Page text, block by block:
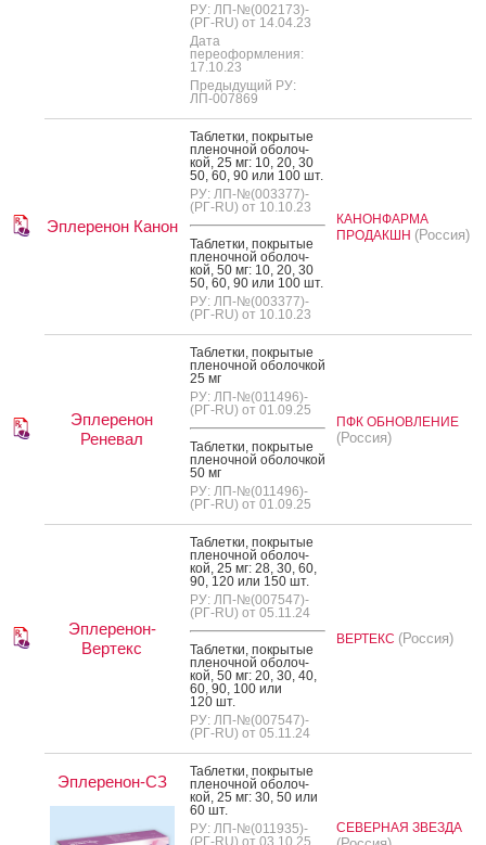
РУ: ЛП-№(002173)-
(РГ-RU) от 14.04.23
Дата
переоформления:
17.10.23
Предыдущий РУ:
ЛП-007869
Эплеренон Канон
Таб­летки, пок­ры­тые
пле­ноч­ной обо­лоч­
кой, 25 мг: 10, 20, 30
50, 60, 90 или 100 шт.
РУ: ЛП-№(003377)-
(РГ-RU) от 10.10.23
Таб­летки, пок­ры­тые
пле­ноч­ной обо­лоч­
кой, 50 мг: 10, 20, 30
50, 60, 90 или 100 шт.
РУ: ЛП-№(003377)-
(РГ-RU) от 10.10.23
КАНОНФАРМА
ПРОДАКШН (Россия)
Эплеренон
Реневал
Таб­летки, пок­ры­тые
пле­ноч­ной обо­лоч­кой
25 мг
РУ: ЛП-№(011496)-
(РГ-RU) от 01.09.25
Таб­летки, пок­ры­тые
пле­ноч­ной обо­лоч­кой
50 мг
РУ: ЛП-№(011496)-
(РГ-RU) от 01.09.25
ПФК ОБНОВЛЕНИЕ
(Россия)
Эплеренон-
Вертекс
Таб­летки, пок­ры­тые
пле­ноч­ной обо­лоч­
кой, 25 мг: 28, 30, 60,
90, 120 или 150 шт.
РУ: ЛП-№(007547)-
(РГ-RU) от 05.11.24
Таб­летки, пок­ры­тые
пле­ноч­ной обо­лоч­
кой, 50 мг: 20, 30, 40,
60, 90, 100 или
120 шт.
РУ: ЛП-№(007547)-
(РГ-RU) от 05.11.24
ВЕРТЕКС (Россия)
Эплеренон-СЗ
Таб­летки, пок­ры­тые
пле­ноч­ной обо­лоч­
кой, 25 мг: 30, 50 или
60 шт.
РУ: ЛП-№(011935)-
(РГ-RU) от 03.10.25
СЕВЕРНАЯ ЗВЕЗДА